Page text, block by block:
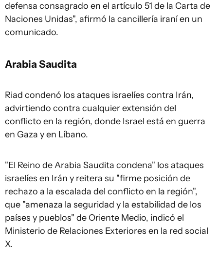
defensa consagrado en el artículo 51 de la Carta de
Naciones Unidas", afirmó la cancillería iraní en un
comunicado.
Arabia Saudita
Riad condenó los ataques israelíes contra Irán,
advirtiendo contra cualquier extensión del
conflicto en la región, donde Israel está en guerra
en Gaza y en Líbano.
"El Reino de Arabia Saudita condena" los ataques
israelíes en Irán y reitera su "firme posición de
rechazo a la escalada del conflicto en la región",
que "amenaza la seguridad y la estabilidad de los
países y pueblos" de Oriente Medio, indicó el
Ministerio de Relaciones Exteriores en la red social
X.